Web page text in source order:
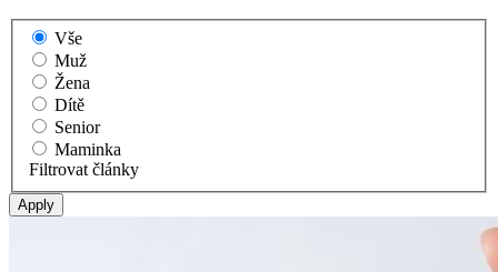
Vše
Muž
Žena
Dítě
Senior
Maminka
Filtrovat články